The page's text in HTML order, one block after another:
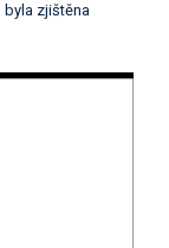
byla zjištěna